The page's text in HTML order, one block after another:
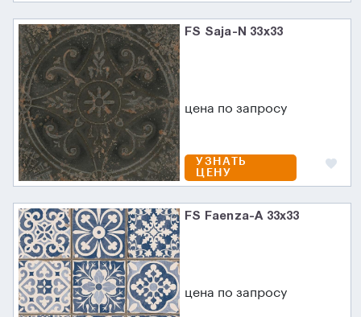
FS Saja-N 33x33
цена по запросу
УЗНАТЬ
ЦЕНУ
FS Faenza-A 33x33
цена по запросу